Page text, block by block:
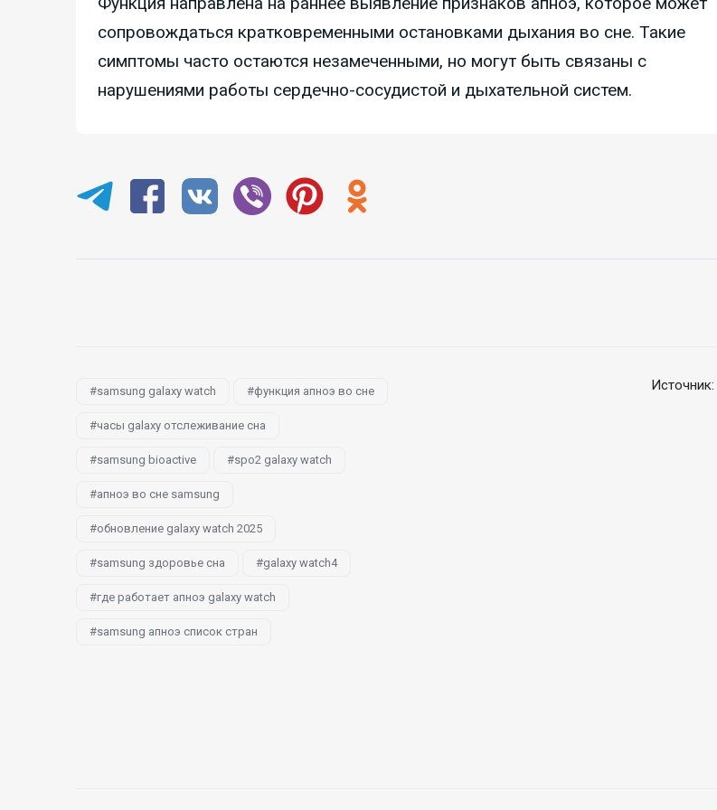
сопровождаться кратковременными остановками дыхания во сне. Такие
симптомы часто остаются незамеченными, но могут быть связаны с
нарушениями работы сердечно-сосудистой и дыхательной систем.
samsung galaxy watch функция апноэ во сне
часы galaxy отслеживание сна
samsung bioactive spo2 galaxy watch
апноэ во сне samsung
обновление galaxy watch 2025
samsung здоровье сна galaxy watch4
где работает апноэ galaxy watch
samsung апноэ список стран
Источник: